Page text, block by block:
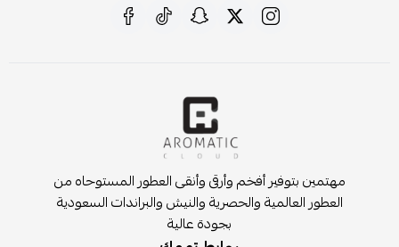
مهتمين بتوفير أفخم وأرقى وأنقى العطور المستوحاه من
العطور العالمية والحصرية والنيش والبراندات السعودية
بجودة عالية